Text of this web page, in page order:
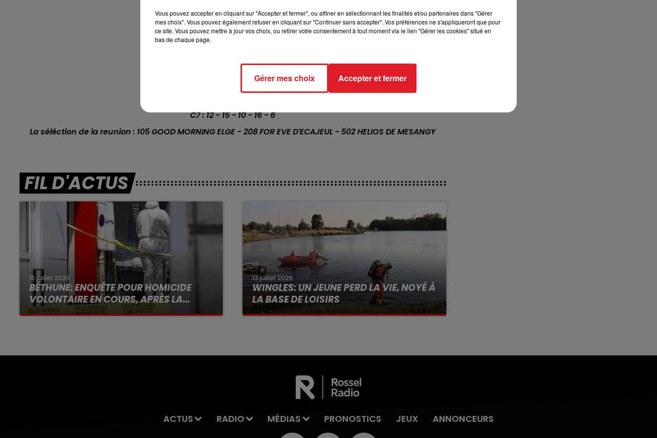
C1 : 5 - 13 - 7 - 4 - 6
C2 : 8 - 1 - 3 - 4 - 7
C4 : 9 - 8 - 7 - 1
C5 : 2 - 4 - 6 - 8 - 7
C7 : 12 - 15 - 10 - 16 - 6
La séléction de la reunion : 105 GOOD MORNING ELGE - 208 FOR EVE D'ECAJEUL - 502 HELIOS DE MESANGY
FIL D'ACTUS
15 juillet 2026
BÉTHUNE: ENQUÊTE POUR HOMICIDE
VOLONTAIRE EN COURS, APRÈS LA...
Selon les premiers éléments, le logement
13 juillet 2026
WINGLES: UN JEUNE PERD LA VIE, NOYÉ À
LA BASE DE LOISIRS
La victime a coulé à pic
ACTUS RADIO MÉDIAS PRONOSTICS JEUX ANNONCEURS
Vous pouvez accepter en cliquant sur "Accepter et fermer", ou affiner en sélectionnant les finalités et/ou partenaires dans "Gérer
mes choix". Vous pouvez également refuser en cliquant sur "Continuer sans accepter". Vos préférences ne s'appliqueront que pour
ce site. Vous pouvez mettre à jour vos choix, ou retirer votre consentement à tout moment via le lien "Gérer les cookies" situé en
bas de chaque page.
Gérer mes choix Accepter et fermer